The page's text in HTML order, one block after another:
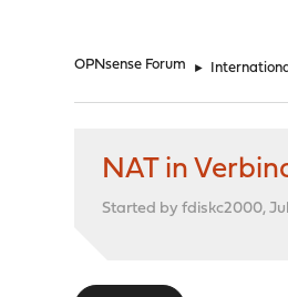
OPNsense Forum ►
NAT in
Started by fdiskc2000,